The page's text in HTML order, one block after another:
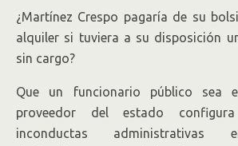
¿Martínez Crespo pagaría de su
alquiler si tuviera a su disposición
sin cargo?
Que un funcionario público sea
proveedor del estado
inconductas administrativas